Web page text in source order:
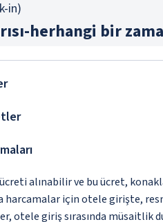
in)
-herhangi bir
alınabilir ve bu ücret,
harcamalar için otele girişte,
otele giriş sırasında müsaitlik